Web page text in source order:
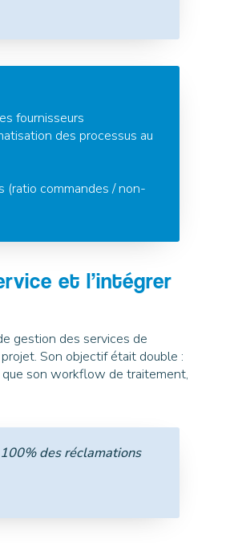
fournisseurs
des processus au
(ratio commandes / non-
et l’intégrer
gestion des services de
Son objectif était double :
que son workflow de traitement,
des réclamations